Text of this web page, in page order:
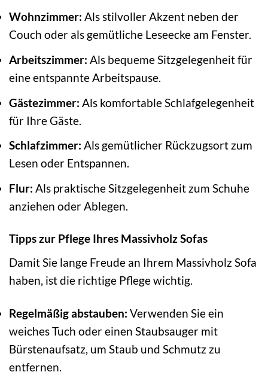
Wohnzimmer: Als stilvoller Akzent neben der
Couch oder als gemütliche Leseecke am Fenster.
Arbeitszimmer: Als bequeme Sitzgelegenheit für
eine entspannte Arbeitspause.
Gästezimmer: Als komfortable Schlafgelegenheit
für Ihre Gäste.
Schlafzimmer: Als gemütlicher Rückzugsort zum
Lesen oder Entspannen.
Flur: Als praktische Sitzgelegenheit zum Schuhe
anziehen oder Ablegen.
Tipps zur Pflege Ihres Massivholz Sofas
Damit Sie lange Freude an Ihrem Massivholz Sofa
haben, ist die richtige Pflege wichtig.
Regelmäßig abstauben: Verwenden Sie ein
weiches Tuch oder einen Staubsauger mit
Bürstenaufsatz, um Staub und Schmutz zu
entfernen.